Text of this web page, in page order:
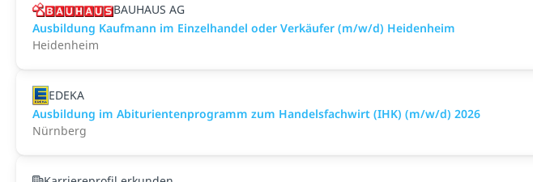
BAUHAUS AG
Ausbildung Kaufmann im Einzelhandel oder Verkäufer (m/w/d) Heidenheim
Heidenheim
EDEKA
Ausbildung im Abiturientenprogramm zum Handelsfachwirt (IHK) (m/w/d) 2026
Nürnberg